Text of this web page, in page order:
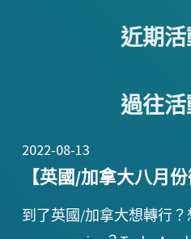
近期
過往
【英國/加拿大八月
2022-08-13
到了英國/加拿大想轉行